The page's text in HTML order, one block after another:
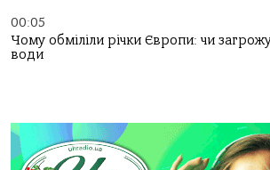
00:05
Чому обміліли річки Європи: чи
води